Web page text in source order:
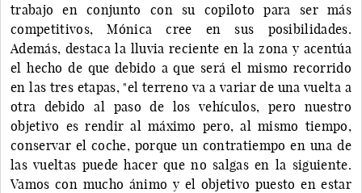
trabajo en conjunto con su copiloto para ser más
competitivos, Mónica cree en sus posibilidades.
Además, destaca la lluvia reciente en la zona y acentúa
el hecho de que debido a que será el mismo recorrido
en las tres etapas, "el terreno va a variar de una vuelta a
otra debido al paso de los vehículos, pero nuestro
objetivo es rendir al máximo pero, al mismo tiempo,
conservar el coche, porque un contratiempo en una de
las vueltas puede hacer que no salgas en la siguiente.
Vamos con mucho ánimo y el objetivo puesto en estar